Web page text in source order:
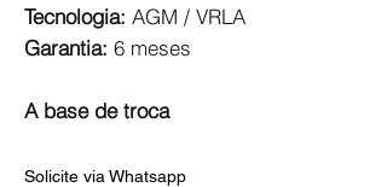
Tecnologia: AGM / VRLA
Garantia: 6 meses
A base de troca
Solicite via Whatsapp